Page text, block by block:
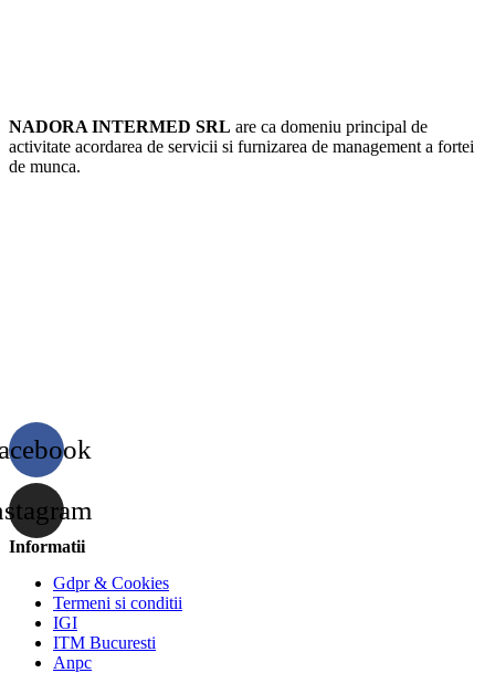
NADORA INTERMED SRL are ca domeniu principal de
activitate acordarea de servicii si furnizarea de management a fortei
de munca.
Informatii
Gdpr & Cookies
Termeni si conditii
IGI
ITM Bucuresti
Anpc